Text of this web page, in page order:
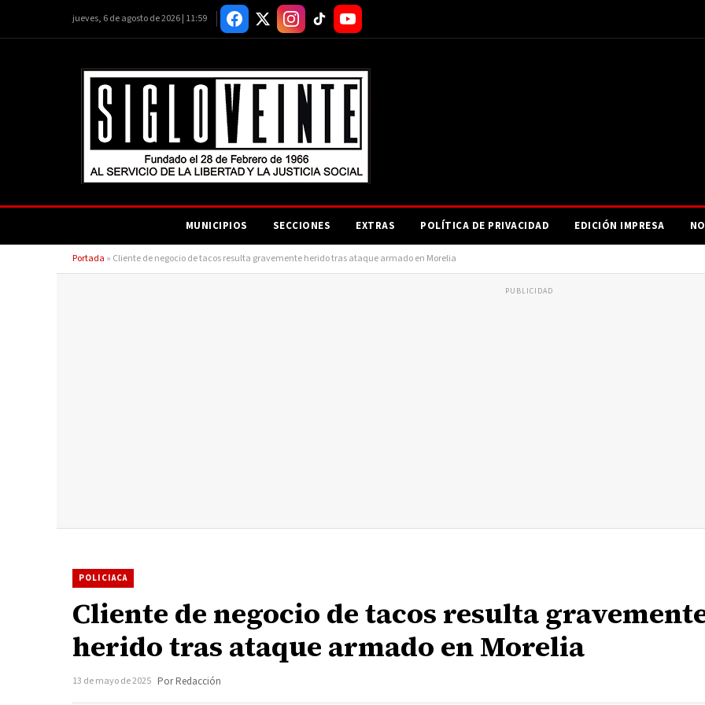
jueves, 6 de agosto de 2026 | 11:59
MUNICIPIOS SECCIONES EXTRAS POLÍTICA DE PRIVACIDAD EDICIÓN IMPRESA
Portada » Cliente de negocio de tacos resulta gravemente herido tras ataque armado en Morelia
PUBLICIDAD
POLICIACA
Cliente de negocio de tacos resulta
herido tras ataque armado en Morelia
13 de mayo de 2025 Por Redacción